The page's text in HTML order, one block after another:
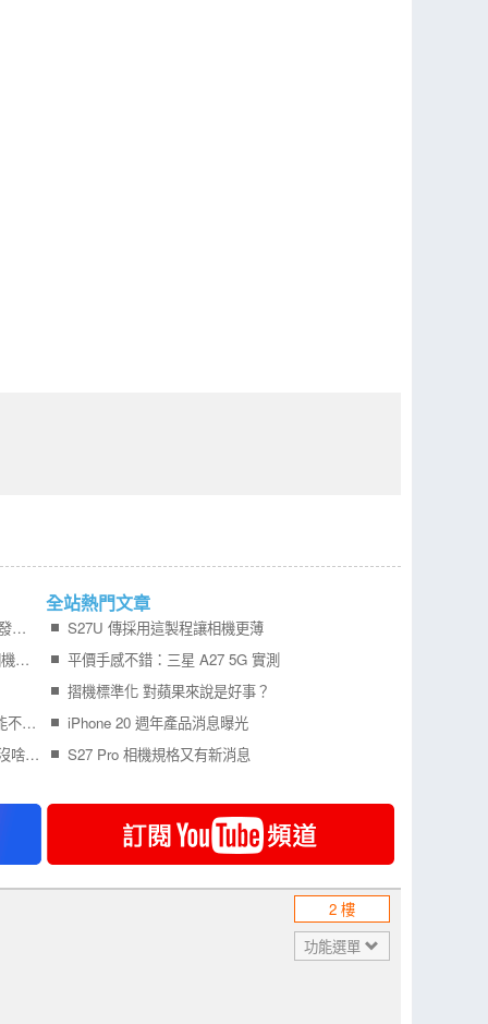
更多 iPhone Air 2 可靠消息曝光，預計明年初發表！
Galaxy S27 Ultra 傳全面導入噴墨鏡片製程 相機模組更薄、拍攝品質再提升
Pixel 11 Pro 系列充電速度升級，新增燈效可能不叫 Pixel Glow
傳 Samsung Galaxy S26 FE 相機與充電規格沒啥驚喜
全站熱門文章
S27U 傳採用這製程讓相機更薄
平價手感不錯：三星 A27 5G 實測
摺機標準化 對蘋果來說是好事？
iPhone 20 週年產品消息曝光
S27 Pro 相機規格又有新消息
2 樓
功能選單